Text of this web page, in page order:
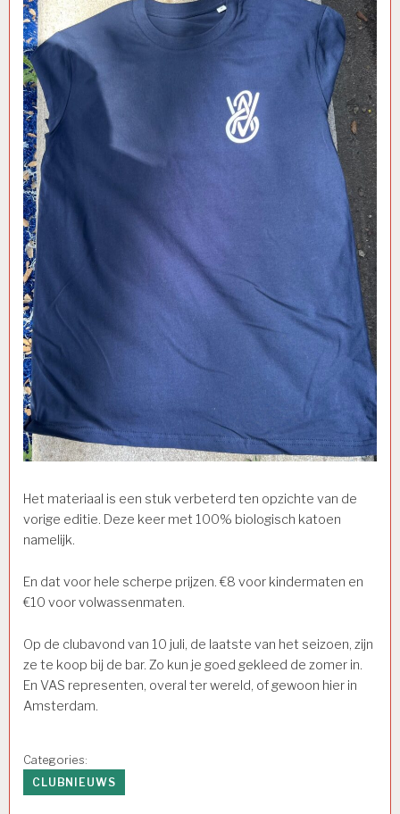
Het materiaal is een stuk verbeterd ten opzichte van de
vorige editie. Deze keer met 100% biologisch katoen
namelijk.
En dat voor hele scherpe prijzen. €8 voor kindermaten en
€10 voor volwassenmaten.
Op de clubavond van 10 juli, de laatste van het seizoen, zijn
ze te koop bij de bar. Zo kun je goed gekleed de zomer in.
En VAS representen, overal ter wereld, of gewoon hier in
Amsterdam.
Categories:
CLUBNIEUWS